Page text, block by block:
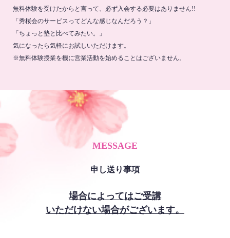
無料体験を受けたからと言って、必ず入会する必要はありません!!
「秀桜会のサービスってどんな感じなんだろう？」
「ちょっと塾と比べてみたい。」
気になったら気軽にお試しいただけます。
※無料体験授業を機に営業活動を始めることはございません。
MESSAGE
申し送り事項
場合によってはご受講
いただけない場合がございます。